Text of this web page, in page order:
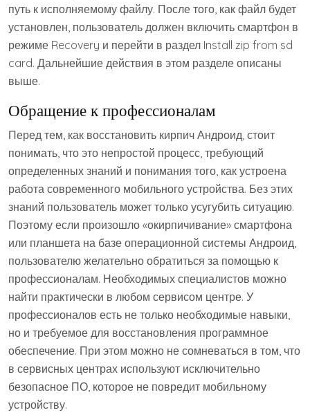
путь к исполняемому файлу. После того, как файл будет
установлен, пользователь должен включить смартфон в
режиме Recovery и перейти в раздел Install zip from sd
card. Дальнейшие действия в этом разделе описаны
выше.
Обращение к профессионалам
Перед тем, как восстановить кирпич Андроид, стоит
понимать, что это непростой процесс, требующий
определенных знаний и понимания того, как устроена
работа современного мобильного устройства. Без этих
знаний пользователь может только усугубить ситуацию.
Поэтому если произошло «окирпичивание» смартфона
или планшета на базе операционной системы Андроид,
пользователю желательно обратиться за помощью к
профессионалам. Необходимых специалистов можно
найти практически в любом сервисом центре. У
профессионалов есть не только необходимые навыки,
но и требуемое для восстановления программное
обеспечение. При этом можно не сомневаться в том, что
в сервисных центрах используют исключительно
безопасное ПО, которое не повредит мобильному
устройству.